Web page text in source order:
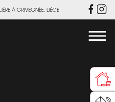
À GRIVEGNÉE, LIÈGE